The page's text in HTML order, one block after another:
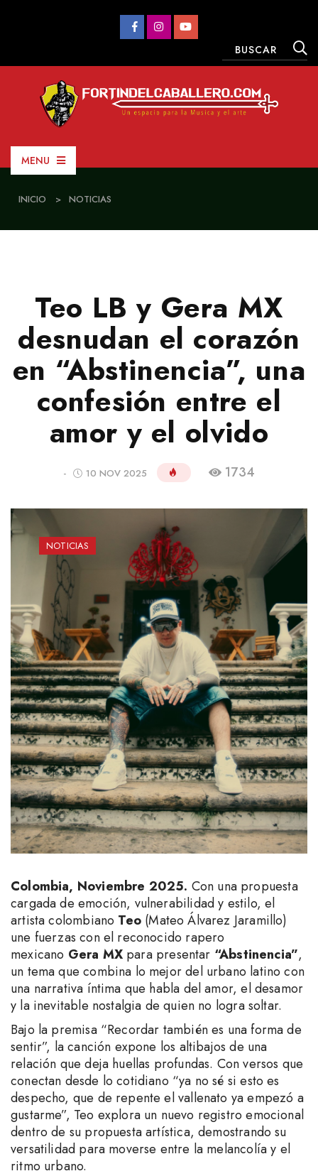
MENU
INICIO > NOTICIAS
Teo LB y Gera MX
desnudan el corazón
en “Abstinencia”, una
confesión entre el
amor y el olvido
- 10 NOV 2025 1734
NOTICIAS
Colombia, Noviembre 2025. Con una propuesta
cargada de emoción, vulnerabilidad y estilo, el
artista colombiano Teo(Mateo Álvarez Jaramillo)
une fuerzas con el reconocido rapero
mexicano Gera MXpara presentar “Abstinencia”,
un tema que combina lo mejor del urbano latino con
una narrativa íntima que habla del amor, el desamor
y la inevitable nostalgia de quien no logra soltar.
Bajo la premisa “Recordar también es una forma de
sentir”, la canción expone los altibajos de una
relación que deja huellas profundas. Con versos que
conectan desde lo cotidiano “ya no sé si esto es
despecho, que de repente el vallenato ya empezó a
gustarme”, Teo explora un nuevo registro emocional
dentro de su propuesta artística, demostrando su
versatilidad para moverse entre la melancolía y el
ritmo urbano.